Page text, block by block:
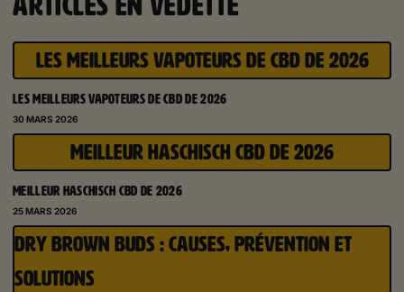
LES MEILLEURS VAPOTEURS DE CBD DE 2026
LES MEILLEURS VAPOTEURS DE CBD DE 2026
30 MARS 2026
MEILLEUR HASCHISCH CBD DE 2026
MEILLEUR HASCHISCH CBD DE 2026
25 MARS 2026
DRY BROWN BUDS : CAUSES, PRÉVENTION ET
SOLUTIONS